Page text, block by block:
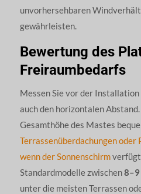
unvorhersehbaren
gewährleisten.
Bewertung des
Freiraumbedarfs
Messen Sie vor der
auch den horizontalen
Gesamthöhe des Mastes
Terrassenüberdachungen oder
wenn der Sonnenschirmverfügt
Standardmodelle zwischen8–9
unter die meisten Terrassen